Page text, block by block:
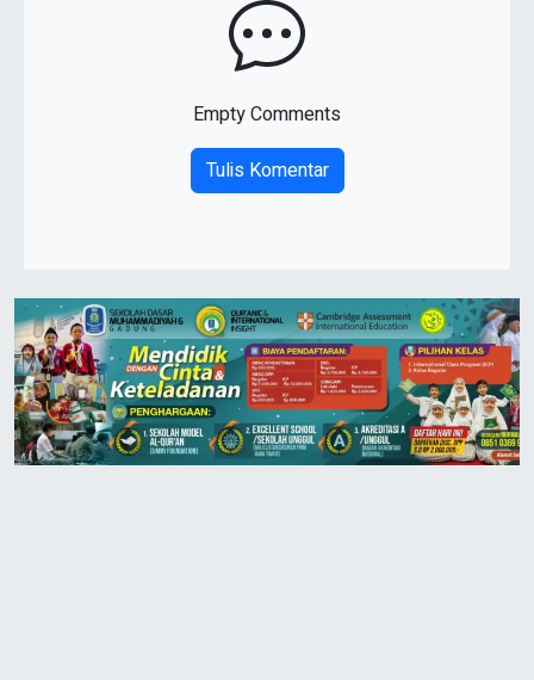
Empty Comments
Tulis Komentar